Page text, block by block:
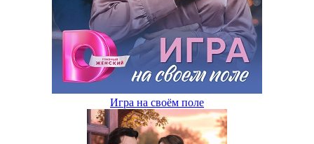
Игра на своём поле